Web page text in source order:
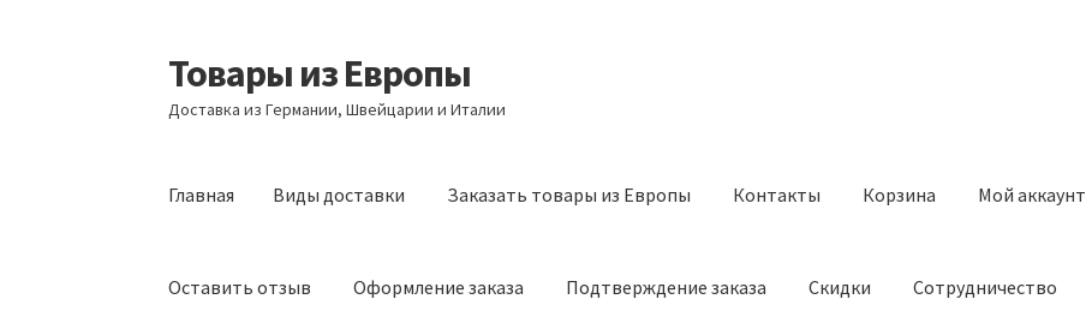
Перейти
к
навигации
Перейти
к
содержимому
Товары из Европы
Доставка из Германии, Швейцарии и Италии
Главная Виды доставки Заказать товары из Европы Контакты Корзина Мой аккаунт
Оставить отзыв Оформление заказа Подтверждение заказа Скидки Сотрудничество